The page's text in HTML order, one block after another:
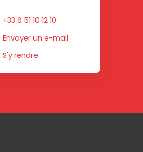
+33 6 51 10 12 10
Envoyer un e-mail
S'y rendre